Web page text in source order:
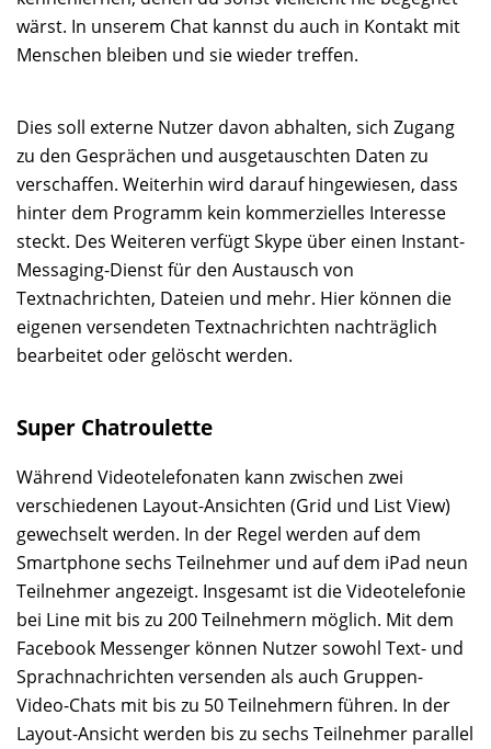
wärst. In unserem Chat kannst du auch in Kontakt mit
Menschen bleiben und sie wieder treffen.
Dies soll externe Nutzer davon abhalten, sich Zugang
zu den Gesprächen und ausgetauschten Daten zu
verschaffen. Weiterhin wird darauf hingewiesen, dass
hinter dem Programm kein kommerzielles Interesse
steckt. Des Weiteren verfügt Skype über einen Instant-
Messaging-Dienst für den Austausch von
Textnachrichten, Dateien und mehr. Hier können die
eigenen versendeten Textnachrichten nachträglich
bearbeitet oder gelöscht werden.
Super Chatroulette
Während Videotelefonaten kann zwischen zwei
verschiedenen Layout-Ansichten (Grid und List View)
gewechselt werden. In der Regel werden auf dem
Smartphone sechs Teilnehmer und auf dem iPad neun
Teilnehmer angezeigt. Insgesamt ist die Videotelefonie
bei Line mit bis zu 200 Teilnehmern möglich. Mit dem
Facebook Messenger können Nutzer sowohl Text- und
Sprachnachrichten versenden als auch Gruppen-
Video-Chats mit bis zu 50 Teilnehmern führen. In der
Layout-Ansicht werden bis zu sechs Teilnehmer parallel